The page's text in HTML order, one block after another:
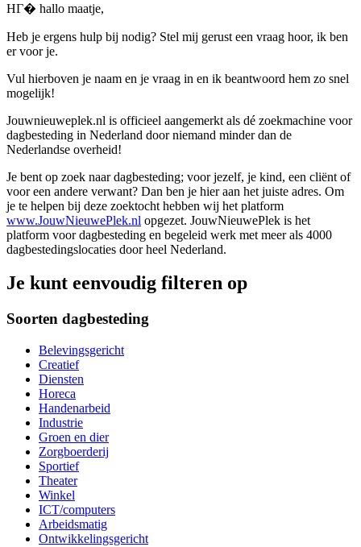
HГ� hallo maatje,
Heb je ergens hulp bij nodig? Stel mij gerust een vraag hoor, ik ben
er voor je.
Vul hierboven je naam en je vraag in en ik beantwoord hem zo snel
mogelijk!
Jouwnieuweplek.nl is officieel aangemerkt als dé zoekmachine voor
dagbesteding in Nederland door niemand minder dan de
Nederlandse overheid!
Je bent op zoek naar dagbesteding; voor jezelf, je kind, een cliënt of
voor een andere verwant? Dan ben je hier aan het juiste adres. Om
je te helpen bij deze zoektocht hebben wij het platform
www.JouwNieuwePlek.nl opgezet. JouwNieuwePlek is het
platform voor dagbesteding en begeleid werk met meer als 4000
dagbestedingslocaties door heel Nederland.
Je kunt eenvoudig filteren op
Soorten dagbesteding
Belevingsgericht
Creatief
Diensten
Horeca
Handenarbeid
Industrie
Groen en dier
Zorgboerderij
Sportief
Theater
Winkel
ICT/computers
Arbeidsmatig
Ontwikkelingsgericht